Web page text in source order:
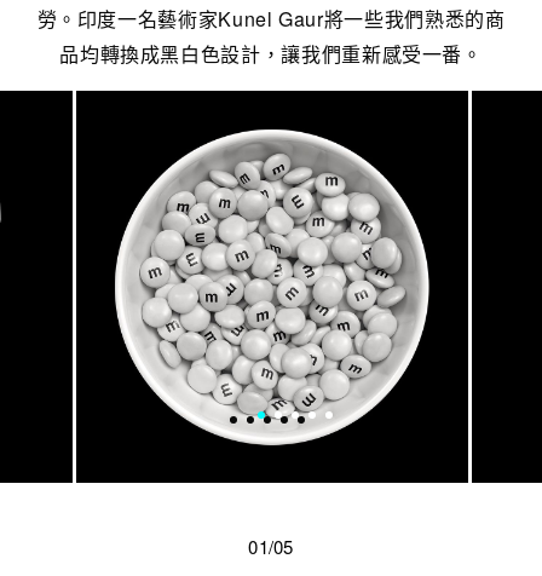
勞。印度一名藝術家Kunel Gaur將一些我們熟悉的商
品均轉換成黑白色設計，讓我們重新感受一番。
01/05